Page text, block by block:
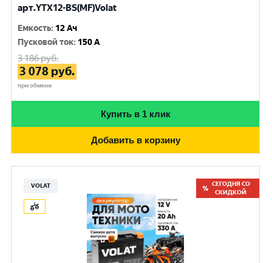
арт.YTX12-BS(MF)Volat
Емкость: 12 Ач
Пусковой ток: 150 A
3 186руб.
3 078 руб.
при обмене
Купить в 1 клик
Добавить в корзину
VOLAT
СЕГОДНЯ СО
СКИДКОЙ